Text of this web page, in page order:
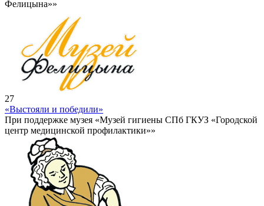
Фелицына»»
27
«Выстояли и победили»
При поддержке музея «Музей гигиены СПб ГКУЗ «Городской
центр медицинской профилактики»»